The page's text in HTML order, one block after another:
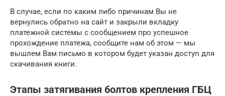
В случае, если по каким либо причинам Вы не
вернулись обратно на сайт и закрыли вкладку
платежной системы с сообщением про успешное
прохождение платежа, сообщите нам об этом — мы
вышлем Вам письмо в котором будет указан доступ для
скачивания книги.
Этапы затягивания болтов крепления ГБЦ